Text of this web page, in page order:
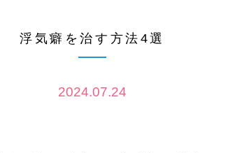
浮気癖を治す方法4選
2024.07.24